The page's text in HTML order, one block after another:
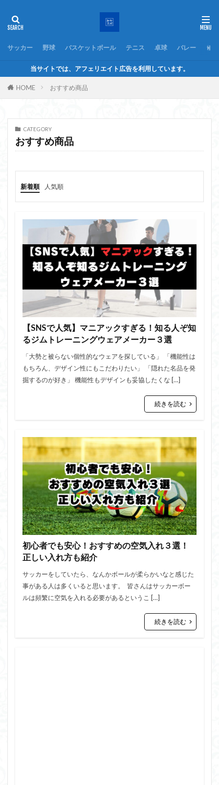
サッカー 野球 バスケットボール テニス 卓球 バレー ラ
当サイトでは、アフェリエイト広告を利用しています。
HOME おすすめ商品
CATEGORY
おすすめ商品
新着順 人気順
【SNSで人気】マニアックすぎる！知る人ぞ知
るジムトレーニングウェアメーカー３選
「大勢と被らない個性的なウェアを探している」 「機能性は
もちろん、デザイン性にもこだわりたい」 「隠れた名品を発
掘するのが好き」 機能性もデザインも妥協したくな […]
続きを読む
初心者でも安心！おすすめの空気入れ３選！
正しい入れ方も紹介
サッカーをしていたら、なんかボールが柔らかいなと感じた
事がある人は多くいると思います。 皆さんはサッカーボー
ルは頻繁に空気を入れる必要があるというこ […]
続きを読む